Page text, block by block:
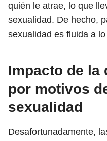
quién le atrae, lo que
sexualidad. De hecho,
sexualidad es fluida a
Impacto de la
por motivos
sexualidad
Desafortunadamente,